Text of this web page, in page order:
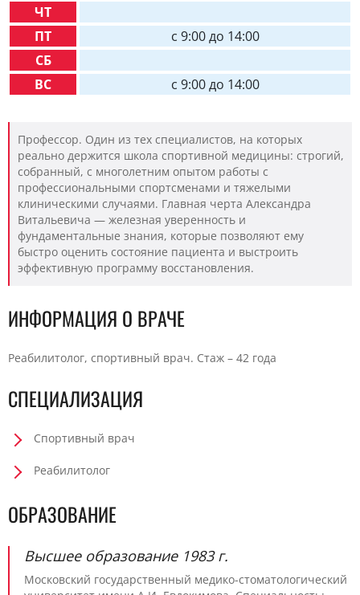
ЧТ
ПТ
СБ
ВС
c 9:00 до 14:00
c 9:00 до 14:00
Профессор. Один из тех специалистов, на которых
реально держится школа спортивной медицины: строгий,
собранный, с многолетним опытом работы с
профессиональными спортсменами и тяжелыми
клиническими случаями. Главная черта Александра
Витальевича — железная уверенность и
фундаментальные знания, которые позволяют ему
быстро оценить состояние пациента и выстроить
эффективную программу восстановления.
ИНФОРМАЦИЯ О ВРАЧЕ
Реабилитолог, спортивный врач. Стаж – 42 года
СПЕЦИАЛИЗАЦИЯ
Спортивный врач
Реабилитолог
ОБРАЗОВАНИЕ
Высшее образование 1983 г.
Московский государственный медико-стоматологический